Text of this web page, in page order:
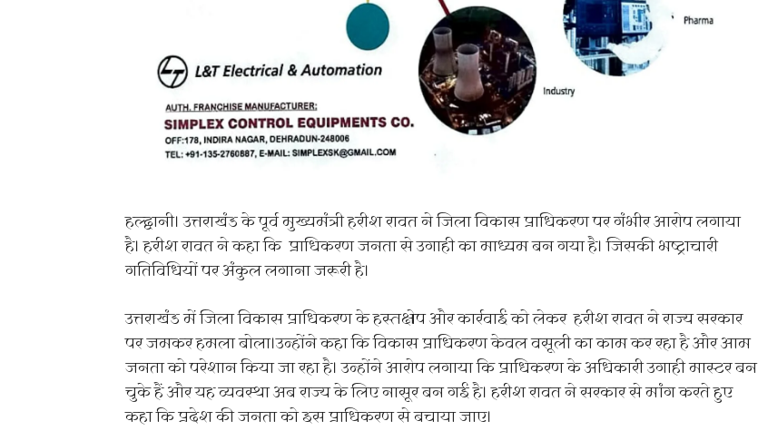
हल्द्वानी। उत्तराखंड के पूर्व मुख्यमंत्री हरीश रावत ने जिला विकास प्राधिकरण पर गंभीर आरोप लगाया
है। हरीश रावत ने कहा कि प्राधिकरण जनता से उगाही का माध्यम बन गया है। जिसकी भष्ट्राचारी
गतिविधियों पर अंकुल लगाना जरूरी है।
उत्तराखंड में जिला विकास प्राधिकरण के हस्तक्षेप और कार्रवाई को लेकर हरीश रावत ने राज्य सरकार
पर जमकर हमला बोला।उन्होंने कहा कि विकास प्राधिकरण केवल वसूली का काम कर रहा है और आम
जनता को परेशान किया जा रहा है। उन्होंने आरोप लगाया कि प्राधिकरण के अधिकारी उगाही मास्टर बन
चुके हैं और यह व्यवस्था अब राज्य के लिए नासूर बन गई है। हरीश रावत ने सरकार से मांग करते हुए
कहा कि प्रदेश की जनता को इस प्राधिकरण से बचाया जाए।